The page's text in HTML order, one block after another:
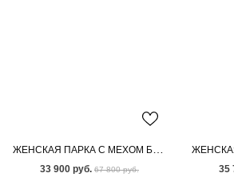
33 900 руб. 67 800 руб. 35